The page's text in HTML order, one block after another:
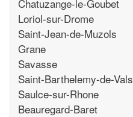
Chatuzange-le-Goubet
Loriol-sur-Drome
Saint-Jean-de-Muzols
Grane
Savasse
Saint-Barthelemy-de-Vals
Saulce-sur-Rhone
Beauregard-Baret